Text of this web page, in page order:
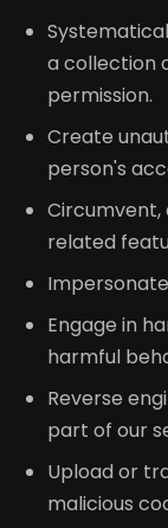
a collection
permission.
Create
person's
Circumvent,
related
Engage in
harmful
Reverse
part of our
Upload or
malicious